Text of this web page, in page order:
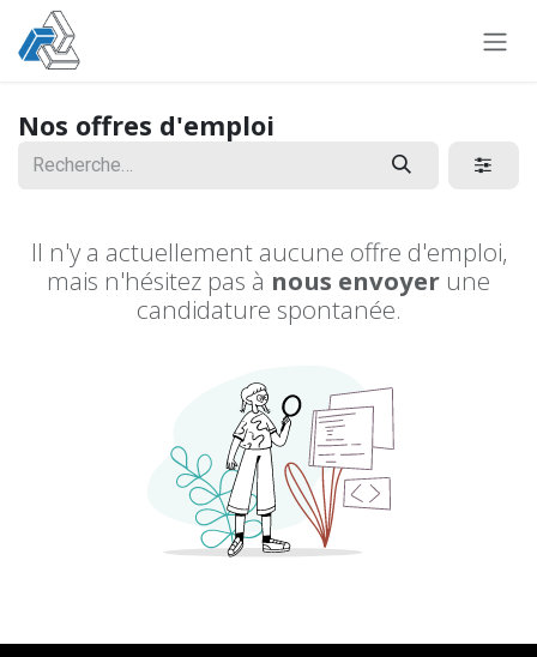
Se rendre au contenu
Nos offres d'emploi
Il n'y a actuellement aucune offre d'emploi,
mais n'hésitez pas à nous envoyer une
candidature spontanée.